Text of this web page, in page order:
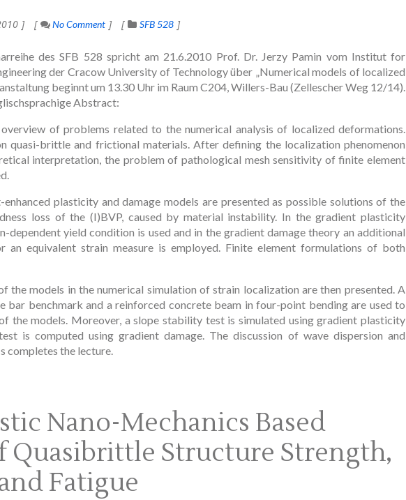
No Comment SFB 528
des SFB 528 spricht am 21.6.2010 Prof. Dr. Jerzy Pamin vom Institut for
der Cracow University of Technology über „Numerical models of localized
beginnt um 13.30 Uhr im Raum C204, Willers-Bau (Zellescher Weg 12/14).
Abstract:
of problems related to the numerical analysis of localized deformations.
quasi-brittle and frictional materials. After defining the localization phenomenon
interpretation, the problem of pathological mesh sensitivity of finite element
plasticity and damage models are presented as possible solutions of the
loss of the (I)BVP, caused by material instability. In the gradient plasticity
dependent yield condition is used and in the gradient damage theory an additional
an equivalent strain measure is employed. Finite element formulations of both
the models in the numerical simulation of strain localization are then presented. A
bar benchmark and a reinforced concrete beam in four-point bending are used to
the models. Moreover, a slope stability test is simulated using gradient plasticity
is computed using gradient damage. The discussion of wave dispersion and
completes the lecture.
Nano-Mechanics Based
Quasibrittle Structure Strength,
Fatigue